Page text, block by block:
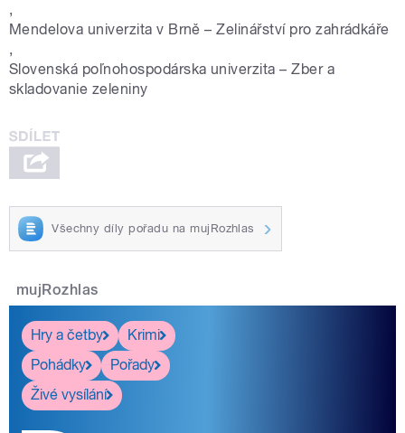
,
Mendelova univerzita v Brně – Zelinářství pro zahrádkáře
,
Slovenská poľnohospodárska univerzita – Zber a
skladovanie zeleniny
Všechny díly pořadu na mujRozhlas
mujRozhlas
Hry a četby
Krimi
Pohádky
Pořady
Živé vysílání